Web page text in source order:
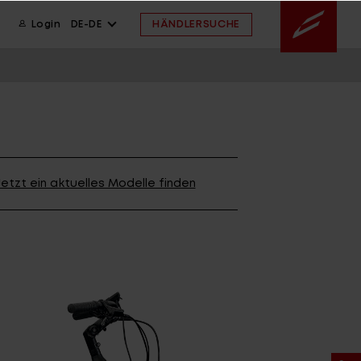
FINDE DEIN BIKE
Login DE-DE HÄNDLERSUCHE
ein aktuelles Modelle finden